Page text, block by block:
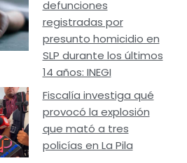
defunciones
registradas por
presunto homicidio en
SLP durante los últimos
14 años: INEGI
Fiscalía investiga qué
provocó la explosión
que mató a tres
policías en La Pila